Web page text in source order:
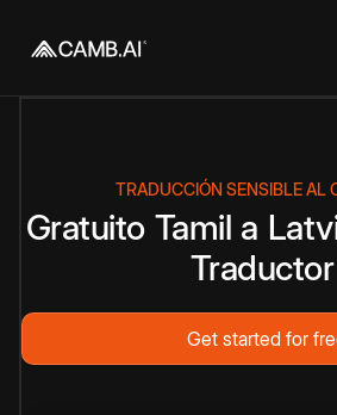
TRADUCCIÓN SENSIBLE AL
Gratuito Tamil a
Traductor
Get started for